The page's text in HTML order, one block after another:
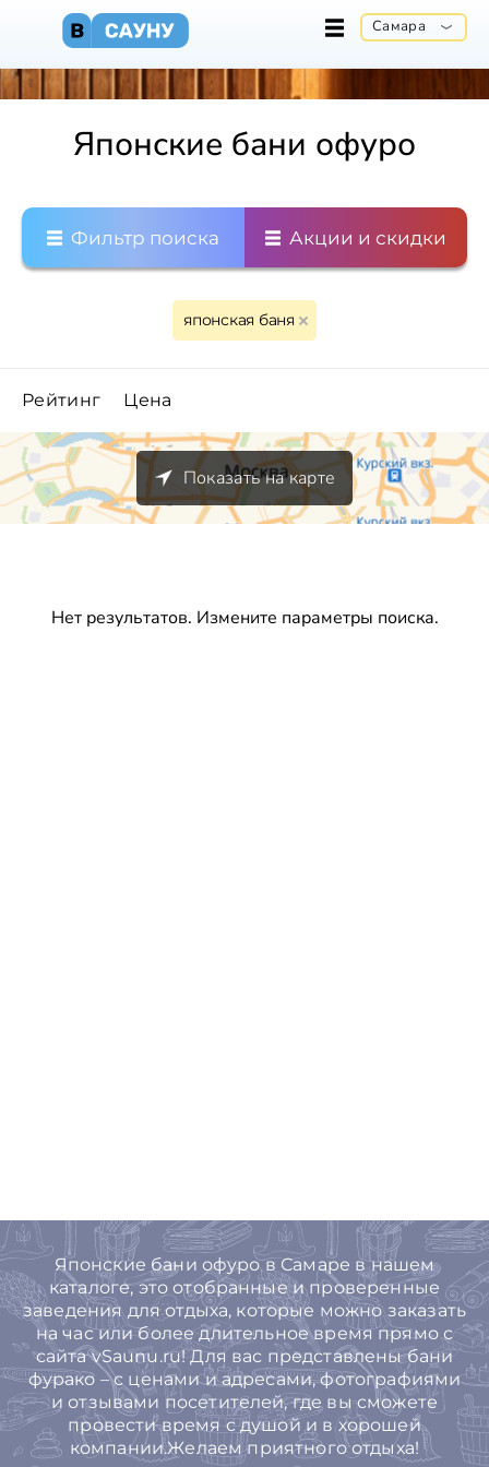
Самара
Японские бани офуро
Фильтр поиска Акции и скидки
японская баня
Рейтинг Цена
Показать на карте
Нет результатов. Измените параметры поиска.
Японские бани офуро в Самаре в нашем
каталоге, это отобранные и проверенные
заведения для отдыха, которые можно заказать
на час или более длительное время прямо с
сайта vSaunu.ru! Для вас представлены бани
фурако – с ценами и адресами, фотографиями
и отзывами посетителей, где вы сможете
провести время с душой и в хорошей
компании.Желаем приятного отдыха!